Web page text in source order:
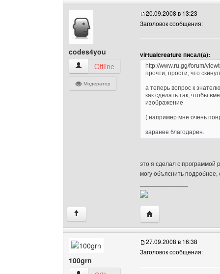
codes4you
codes4you Посмотреть профиль
Offline
Модератор
20.09.2008 в 13:23
Заголовок сообщения:
virtualcreature писал(а):
http://www.ru.gg/forum/
прочти, прости, что
а теперь вопрос к
как сделать так, чтобы
изображение
( например мне очень
заранее благодарен.
это я сделал с программой
могу объяснить
↑ Посетить сайт
100grn
27.09.2008 в 16:38
Заголовок сообщения: